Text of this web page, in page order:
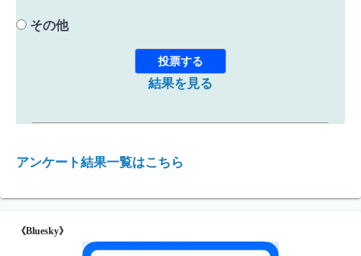
その他
結果を見る
アンケート結果一覧はこちら
《Bluesky》